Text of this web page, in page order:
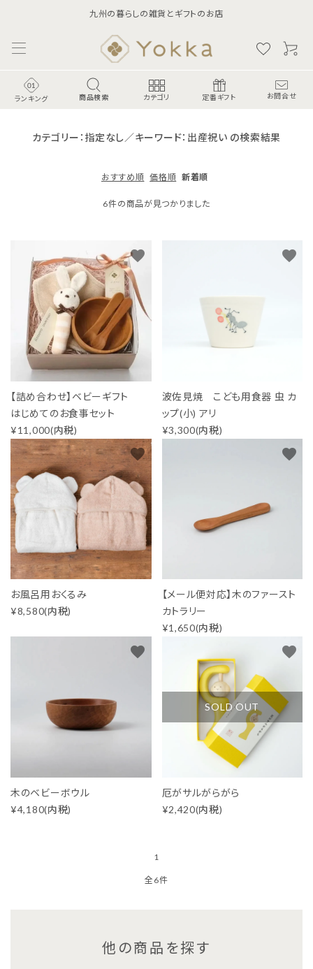
九州の暮らしの雑貨とギフトのお店
ランキング 商品検索 カテゴリ 定番ギフト お問合せ
ランキング
食-Food-
生活-Life-
ファッション-Fashion-
ベビー＆キッズ-Baby&Kids-
詰め合わせ-Gift set-
価格から探す
ガイドライン
カテゴリー：指定なし／キーワード：出産祝い の検索結果
おすすめ順 価格順 新着順
6件の商品が見つかりました
【詰め合わせ】ベビーギフト
はじめてのお食事セット
¥11,000(内税)
favorite
波佐見焼 こども用食器 虫 カ
ップ(小) アリ
¥3,300(内税)
favorite
お風呂用おくるみ
¥8,580(内税)
favorite
【メール便対応】木のファースト
カトラリー
¥1,650(内税)
favorite
木のベビーボウル
¥4,180(内税)
favorite
SOLD OUT
厄がサルがらがら
¥2,420(内税)
favorite
1
全6件
他の商品を探す